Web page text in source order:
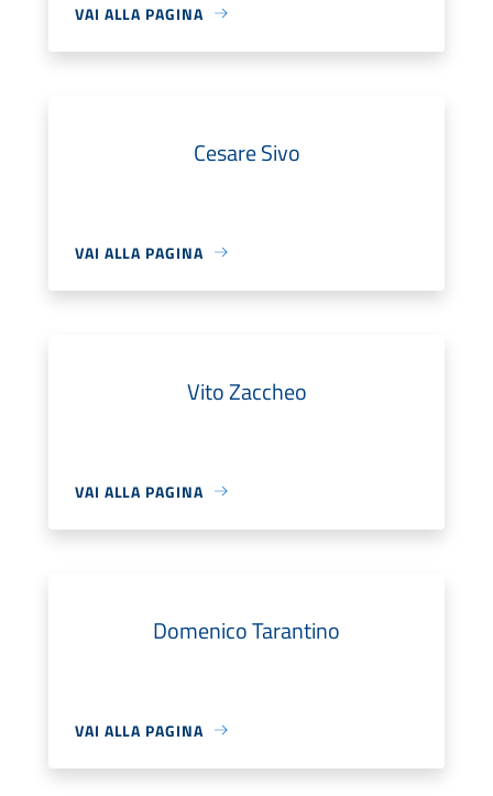
VAI ALLA PAGINA
Cesare Sivo
VAI ALLA PAGINA
Vito Zaccheo
VAI ALLA PAGINA
Domenico Tarantino
VAI ALLA PAGINA